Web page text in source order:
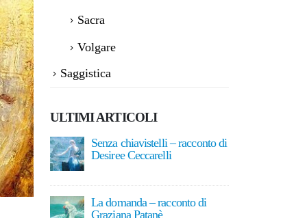
Sacra
Volgare
Saggistica
ULTIMI ARTICOLI
di
La letteratura del meraviglioso:
Calvario in dialogo con Yorick
Assoluto e relativo: natura e